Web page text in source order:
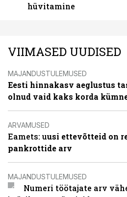
hüvitamine
VIIMASED UUDISED
MAJANDUSTULEMUSED
Eesti hinnakasv aeglustus
olnud vaid kaks korda
ARVAMUSED
Eamets: uusi ettevõtteid on
pankrottide arv
MAJANDUSTULEMUSED
Numeri töötajate arv